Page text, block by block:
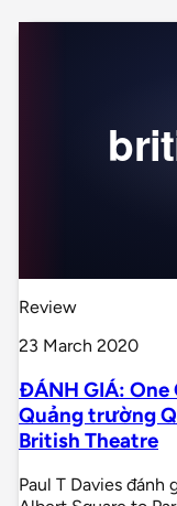
Review
23 March 2020
ĐÁNH GIÁ: One
Quảng trường
British Theatre
Paul T Davies đánh